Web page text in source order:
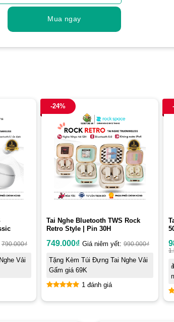
Mua ngay
790.000₫
Vải
-24%
Tai Nghe Bluetooth TWS Rock
Retro Style | Pin 30H
749.000₫ Giá niêm yết: 990.000₫
Tặng Kèm Túi Đựng Tai Nghe Vải
Gấm giá 69K
1 đánh giá
5